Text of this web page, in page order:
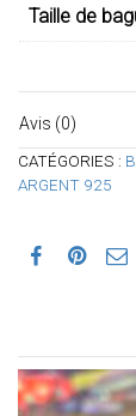
Taille de
Avis (0)
CATÉGORIES :
ARGENT 925